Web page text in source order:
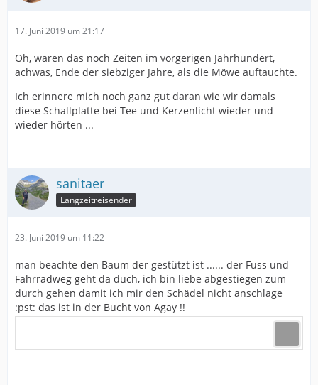
17. Juni 2019 um 21:17
Oh, waren das noch Zeiten im vorgerigen Jahrhundert,
achwas, Ende der siebziger Jahre, als die Möwe auftauchte.
Ich erinnere mich noch ganz gut daran wie wir damals
diese Schallplatte bei Tee und Kerzenlicht wieder und
wieder hörten ...
sanitaer
Langzeitreisender
23. Juni 2019 um 11:22
man beachte den Baum der gestützt ist ...... der Fuss und
Fahrradweg geht da duch, ich bin liebe abgestiegen zum
durch gehen damit ich mir den Schädel nicht anschlage
:pst: das ist in der Bucht von Agay !!